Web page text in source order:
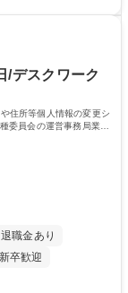
方 ・少人数組織な
商簿記検定2級
/デスクワーク
住所等個人情報の変更シ
委員会の運営事務局業務
退職金あり
卒歓迎